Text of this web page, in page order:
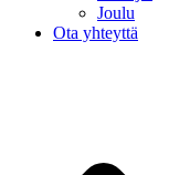
Joulu
Ota yhteyttä